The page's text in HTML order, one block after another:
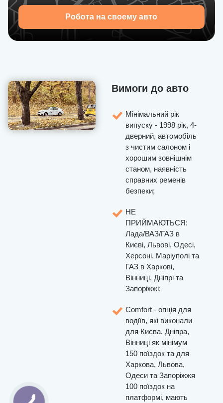
Робота на своему авто
Вимоги до авто
Мінімальний рік
випуску - 1998 рік, 4-
дверний, автомобіль
з чистим салоном і
хорошим зовнішнім
станом, наявність
справних ременів
безпеки;
НЕ
ПРИЙМАЮТЬСЯ:
Лада/ВАЗ/ГАЗ в
Києві, Львові, Одесі,
Херсоні, Маріуполі та
ГАЗ в Харкові,
Вінниці, Дніпрі та
Запоріжжі;
Comfort - опція для
водіїв, які виконали
для Києва, Дніпра,
Вінниці як мінімум
150 поїздок та для
Харкова, Львова,
Одеси та Запоріжжя
100 поїздок на
платформі, мають